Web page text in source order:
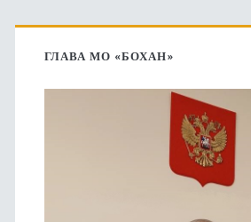
Основная
боковая
ГЛАВА МО «БОХАН»